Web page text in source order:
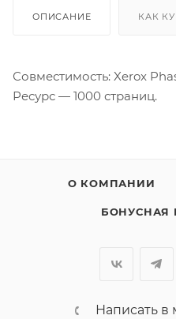
ОПИСАНИЕ КАК
Совместимость: Xerox
Ресурс — 1000 страниц.
О КОМПАНИИ
БОНУСНАЯ
Написать